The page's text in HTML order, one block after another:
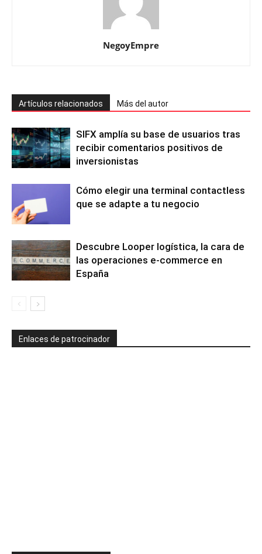
NegoyEmpre
Artículos relacionados Más del autor
SIFX amplía su base de usuarios tras
recibir comentarios positivos de
inversionistas
Cómo elegir una terminal contactless
que se adapte a tu negocio
Descubre Looper logística, la cara de
las operaciones e-commerce en
España
Enlaces de patrocinador